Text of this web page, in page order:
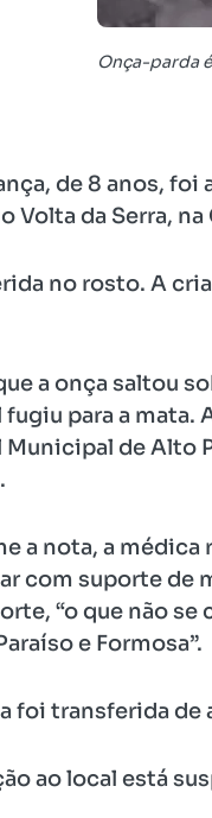
Onça-parda
de 8 anos, foi
Volta da Serra,
no rosto. A
a onça saltou
fugiu para a
de Alto
a nota, a médica
com suporte de
“o que não
e Formosa”.
foi transferida de
ao local está